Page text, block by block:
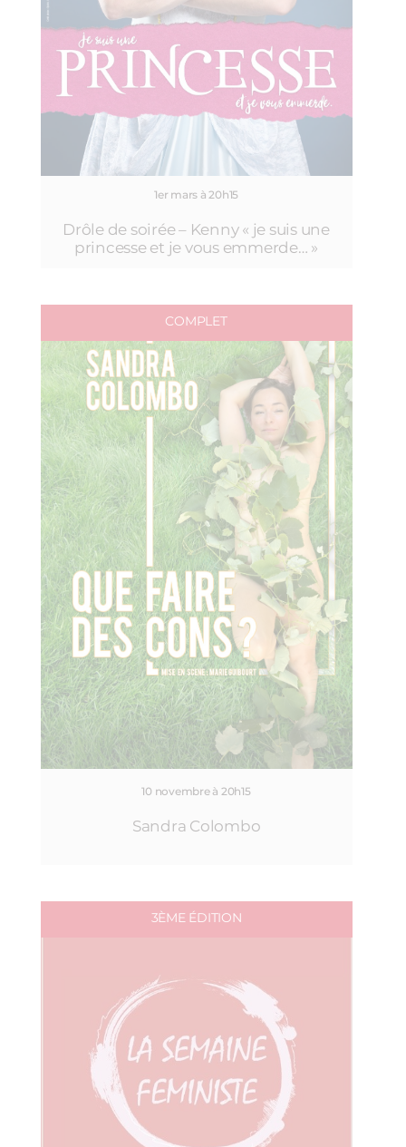
1er mars à 20h15
Drôle de soirée – Kenny « je suis une
princesse et je vous emmerde… »
COMPLET
10 novembre à 20h15
Sandra Colombo
3ÈME ÉDITION